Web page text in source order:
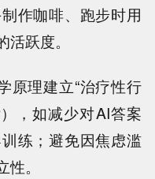
作咖啡、跑步时用
跃度。
原理建立“治疗性行
，如减少对AI答案
练；避免因焦虑滥
。